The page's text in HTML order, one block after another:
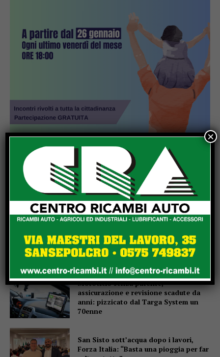
Popular
La Storia, quando una lezione si canta
invece di scriverla alla lavagna
Motociclo senza patente,
assicurazione e revisione scadute da
anni: pizzicato dal Targa System un
70enne
San Sisto sott’acqua dopo i lavori,
Forza Italia: “Basta una pioggia per far
×